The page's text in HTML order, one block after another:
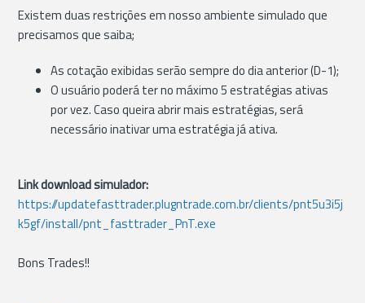
Existem duas restrições em nosso ambiente simulado que
precisamos que saiba;
As cotação exibidas serão sempre do dia anterior (D-1);
O usuário poderá ter no máximo 5 estratégias ativas
por vez. Caso queira abrir mais estratégias, será
necessário inativar uma estratégia já ativa.
Link download simulador:
https://updatefasttrader.plugntrade.com.br/clients/pnt5u3i5j
k5gf/install/pnt_fasttrader_PnT.exe
Bons Trades!!